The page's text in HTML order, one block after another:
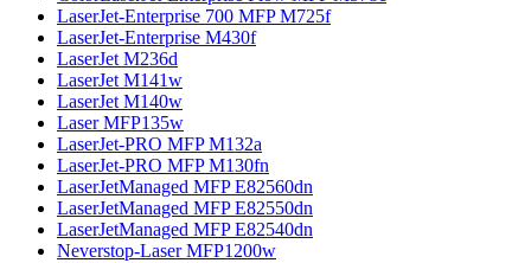
LaserJet-Enterprise 700 MFP M725f
LaserJet-Enterprise M430f
LaserJet M236d
LaserJet M141w
LaserJet M140w
Laser MFP135w
LaserJet-PRO MFP M132a
LaserJet-PRO MFP M130fn
LaserJetManaged MFP E82560dn
LaserJetManaged MFP E82550dn
LaserJetManaged MFP E82540dn
Neverstop-Laser MFP1200w